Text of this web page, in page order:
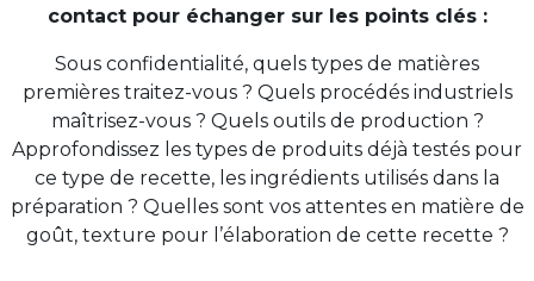
contact pour échanger sur les points clés :
Sous confidentialité, quels types de matières
premières traitez-vous ? Quels procédés industriels
maîtrisez-vous ? Quels outils de production ?
Approfondissez les types de produits déjà testés pour
ce type de recette, les ingrédients utilisés dans la
préparation ? Quelles sont vos attentes en matière de
goût, texture pour l’élaboration de cette recette ?